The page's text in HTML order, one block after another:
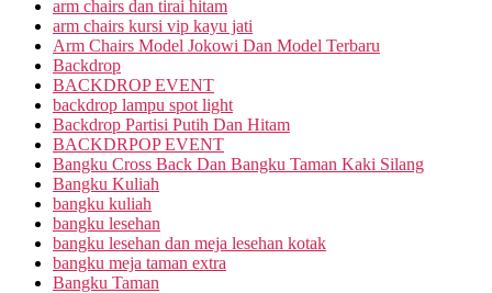
arm chairs dan tirai hitam
arm chairs kursi vip kayu jati
Arm Chairs Model Jokowi Dan Model Terbaru
Backdrop
BACKDROP EVENT
backdrop lampu spot light
Backdrop Partisi Putih Dan Hitam
BACKDRPOP EVENT
Bangku Cross Back Dan Bangku Taman Kaki Silang
Bangku Kuliah
bangku kuliah
bangku lesehan
bangku lesehan dan meja lesehan kotak
bangku meja taman extra
Bangku Taman